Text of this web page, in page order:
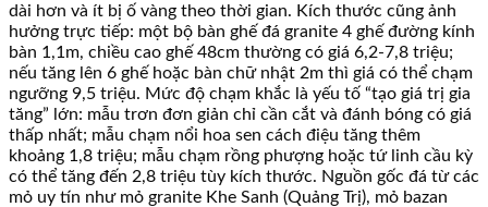
dài hơn và ít bị ố vàng theo thời gian. Kích thước cũng ảnh
hưởng trực tiếp: một bộ bàn ghế đá granite 4 ghế đường kính
bàn 1,1m, chiều cao ghế 48cm thường có giá 6,2-7,8 triệu;
nếu tăng lên 6 ghế hoặc bàn chữ nhật 2m thì giá có thể chạm
ngưỡng 9,5 triệu. Mức độ chạm khắc là yếu tố “tạo giá trị gia
tăng” lớn: mẫu trơn đơn giản chỉ cần cắt và đánh bóng có giá
thấp nhất; mẫu chạm nổi hoa sen cách điệu tăng thêm
khoảng 1,8 triệu; mẫu chạm rồng phượng hoặc tứ linh cầu kỳ
có thể tăng đến 2,8 triệu tùy kích thước. Nguồn gốc đá từ các
mỏ uy tín như mỏ granite Khe Sanh (Quảng Trị), mỏ bazan